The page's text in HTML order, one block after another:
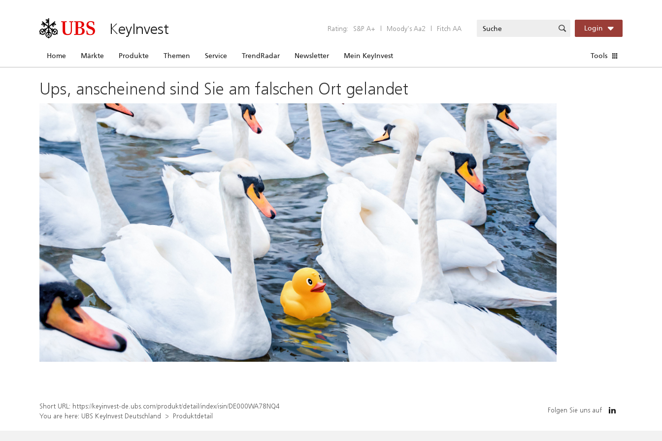
KeyInvest Rating: S&P A+ | Moody’s Aa2 | Fitch AA Login
Home Märkte Produkte Themen Service TrendRadar Newsletter Mein KeyInvest Tools
Ups, anscheinend sind Sie am falschen Ort gelandet
Short URL: https://keyinvest-de.ubs.com/produkt/detail/index/isin/DE000WA78NQ4
You are here: UBS KeyInvest Deutschland Produktdetail
Folgen Sie uns auf